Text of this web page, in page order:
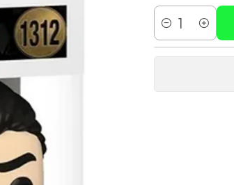
Cantidad